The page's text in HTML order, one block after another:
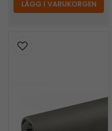
LÄGG I VARUKORGEN